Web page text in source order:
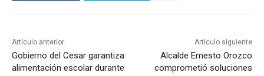
Artículo anterior
Gobierno del Cesar garantiza
alimentación escolar durante
Artículo siguiente
Alcalde Ernesto Orozco
comprometió soluciones